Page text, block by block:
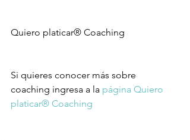
Quiero platicar® Coaching
Si quieres conocer más sobre
coaching ingresa a la página Quiero
platicar® Coaching